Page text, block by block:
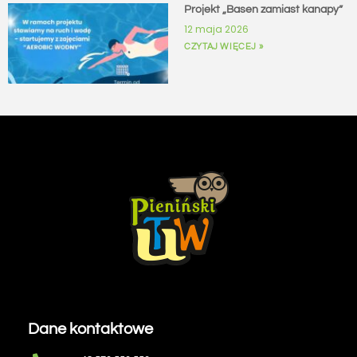
Projekt „Basen zamiast kanapy”
12 maja 2026
CZYTAJ WIĘCEJ »
Dane kontaktowe